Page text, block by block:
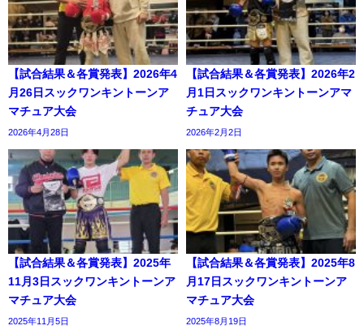
【試合結果＆各賞発表】2026年4
月26日スックワンキントーンア
マチュア大会
2026年4月28日
【試合結果＆各賞発表】2026年2
月1日スックワンキントーンアマ
チュア大会
2026年2月2日
【試合結果＆各賞発表】2025年
11月3日スックワンキントーンア
マチュア大会
2025年11月5日
【試合結果＆各賞発表】2025年8
月17日スックワンキントーンア
マチュア大会
2025年8月19日